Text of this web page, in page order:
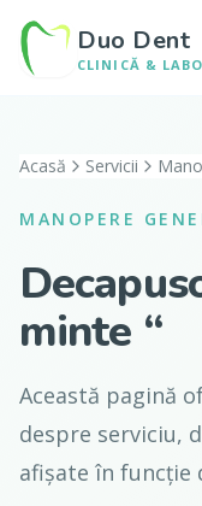
Duo Dent
CLINICĂ &
Acasă Servicii
MANOPERE
minte “
Această pagină
despre serviciu,
afișate în funcție